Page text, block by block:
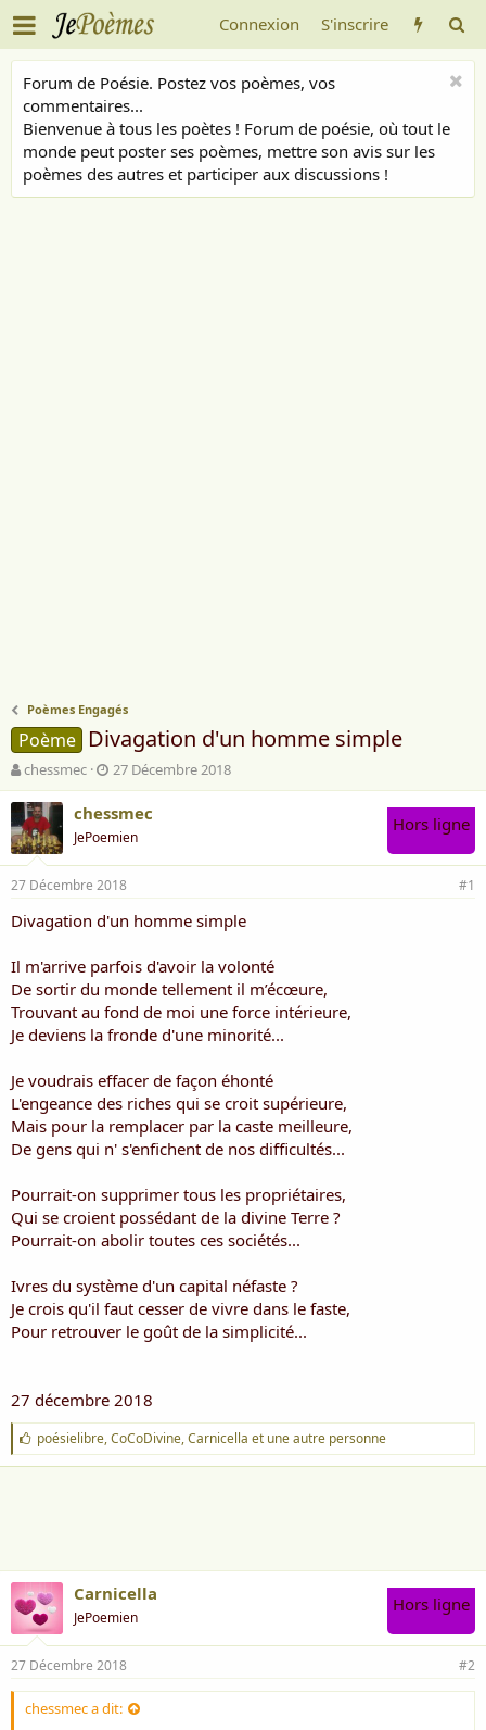
Connexion S'inscrire
Forum de Poésie. Postez vos poèmes, vos
commentaires...
Bienvenue à tous les poètes ! Forum de poésie, où tout le
monde peut poster ses poèmes, mettre son avis sur les
poèmes des autres et participer aux discussions !
Poèmes Engagés
Poème Divagation d'un homme simple
A
u
t
e
u
r
d
e
l
d
i
c
u
s
i
o
chessmec
D
a
t
d
e
d
é
b
t
27 Décembre 2018
chessmec
JePoemien
Hors ligne
27 Décembre 2018 #1
Divagation d'un homme simple
Il m'arrive parfois d'avoir la volonté
De sortir du monde tellement il m’écœure,
Trouvant au fond de moi une force intérieure,
Je deviens la fronde d'une minorité...
Je voudrais effacer de façon éhonté
L'engeance des riches qui se croit supérieure,
Mais pour la remplacer par la caste meilleure,
De gens qui n' s'enfichent de nos difficultés...
Pourrait-on supprimer tous les propriétaires,
Qui se croient possédant de la divine Terre ?
Pourrait-on abolir toutes ces sociétés...
Ivres du système d'un capital néfaste ?
Je crois qu'il faut cesser de vivre dans le faste,
Pour retrouver le goût de la simplicité...
27 décembre 2018
J
'
a
poésielibre,CoCoDivine,Carnicella et une autre personne
Carnicella
JePoemien
Hors ligne
27 Décembre 2018 #2
chessmec a dit: